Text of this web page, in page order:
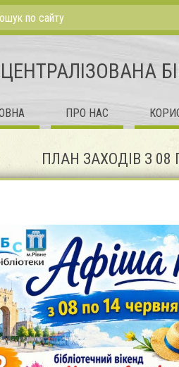
ЦЕНТРАЛІЗОВАНА
ПРО НАС
ПЛАН ЗАХОДІВ З 08